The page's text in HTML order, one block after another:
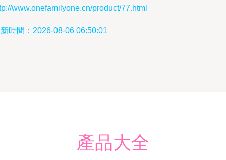
www.onefamilyone.cn/product/77.html
時間：2026-08-06 06:50:01
產品大全